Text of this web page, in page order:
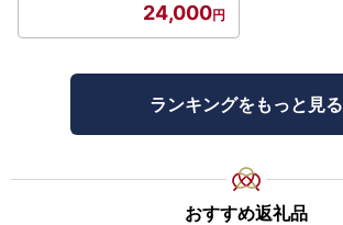
24,000
ランキングをもっと見る
おすすめ返礼品